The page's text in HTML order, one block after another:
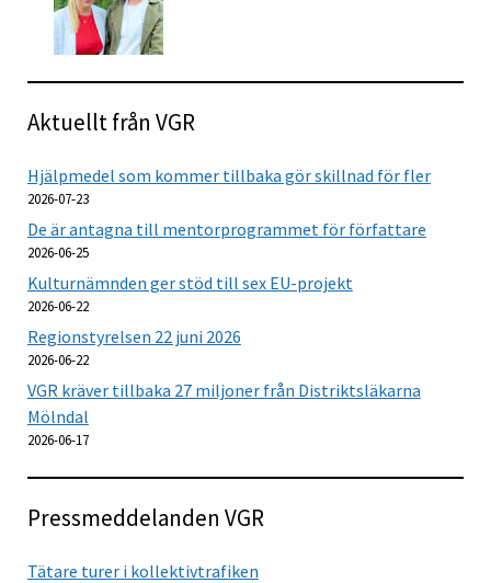
Aktuellt från VGR
Hjälpmedel som kommer tillbaka gör skillnad för fler
2026-07-23
De är antagna till mentorprogrammet för författare
2026-06-25
Kulturnämnden ger stöd till sex EU-projekt
2026-06-22
Regionstyrelsen 22 juni 2026
2026-06-22
VGR kräver tillbaka 27 miljoner från Distriktsläkarna
Mölndal
2026-06-17
Pressmeddelanden VGR
Tätare turer i kollektivtrafiken